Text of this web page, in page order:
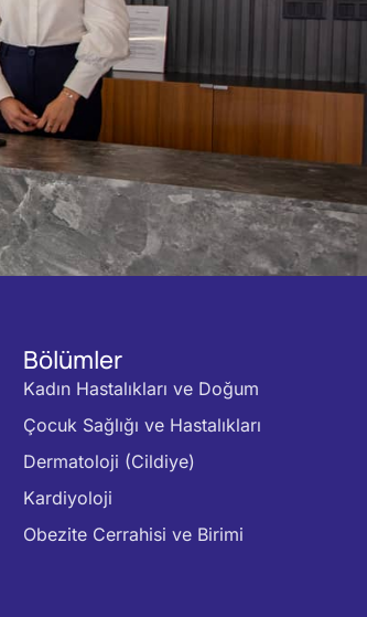
Bölümler
Kadın Hastalıkları ve Doğum
Çocuk Sağlığı ve Hastalıkları
Dermatoloji (Cildiye)
Kardiyoloji
Obezite Cerrahisi ve Birimi